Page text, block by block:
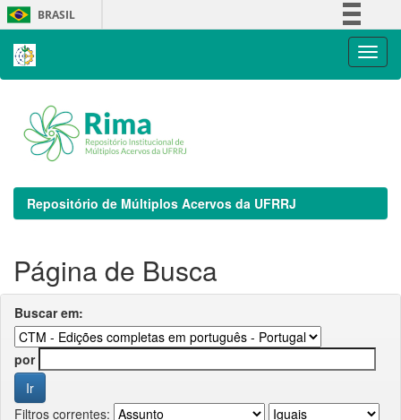
Skip
navigation
BRASIL
Repositório de Múltiplos Acervos da UFRRJ
Página de Busca
Buscar em:
por
Filtros correntes: